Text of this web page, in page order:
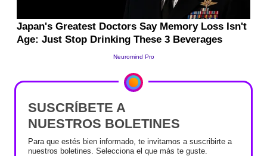
SUSCRÍBETE A
NUESTROS BOLETINES
Para que estés bien informado, te invitamos a suscribirte a
nuestros boletines. Selecciona el que más te guste.